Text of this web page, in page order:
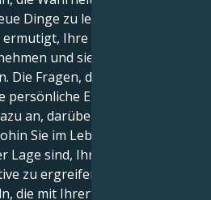
Dinge zu lernen. Sie
Ihre Geschichte
und sie anderen in
Die Fragen, die Ihre Identität,
Entwicklung
an, darüber nachzudenken,
Sie im Leben gehen
Lage sind, Ihre Ideen zu
zu ergreifen oder einfach in
die mit Ihrer Identität